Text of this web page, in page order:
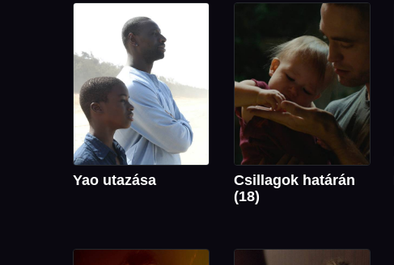
Yao utazása
Csillagok határán
(18)